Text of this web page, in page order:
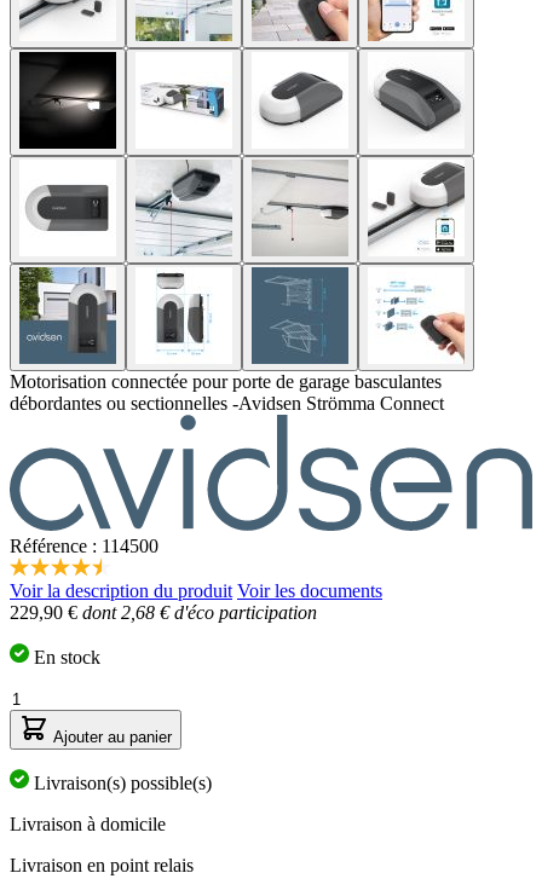
Motorisation connectée pour porte de garage basculantes
débordantes ou sectionnelles -Avidsen Strömma Connect
Référence : 114500
4.5
étoiles
sur
valeur
la
note
moyenne.
Read
2
Reviews.
sur
même
Voir la description du produit Voir les documents
229,90 € dont 2,68 € d'éco participation
En stock
Quantité
Ajouter au panier
Livraison(s) possible(s)
Livraison à domicile
Livraison en point relais